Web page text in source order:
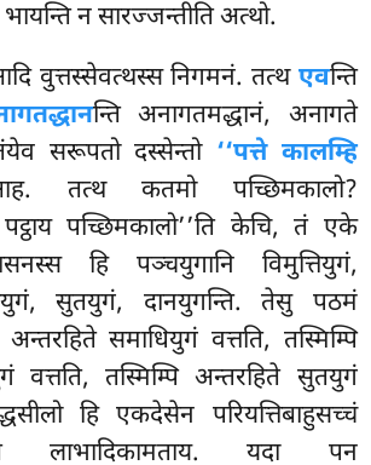
न सारज्जन्तीति अत्थो.
वुत्तस्सेवत्थस्स निगमनं. तत्थ एवन्ति
न्ति अनागतमद्धानं, अनागते
सरूपतो दस्सेन्तो ‘‘पत्ते कालम्हि
तत्थ कतमो पच्छिमकालो?
पट्ठाय पच्छिमकालो’’ति केचि, तं एके
हि पञ्चयुगानि विमुत्तियुगं,
सुतयुगं, दानयुगन्ति. तेसु पठमं
अन्तरहिते समाधियुगं वत्तति, तस्मिम्पि
वत्तति, तस्मिम्पि अन्तरहिते सुतयुगं
हि एकदेसेन परियत्तिबाहुसच्चं
लाभादिकामताय. यदा पन